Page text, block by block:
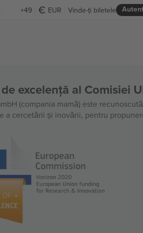
+49 EUR Vinde-ți biletele
excelență al Comisiei
(compania mamă) este
a cercetării și inovării, pentru